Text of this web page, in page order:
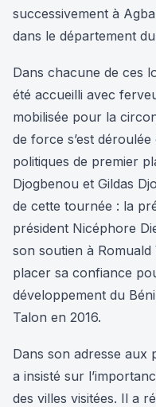
successivement à
dans le département
Dans chacune de ces
été accueilli avec
mobilisée pour la
de force s’est
politiques de premier
Djogbenou et Gildas
de cette tournée : la
président Nicéphore
son soutien à Romuald
placer sa confiance
développement du
Talon en 2016.
Dans son adresse aux
a insisté sur
des villes visitées. Il a